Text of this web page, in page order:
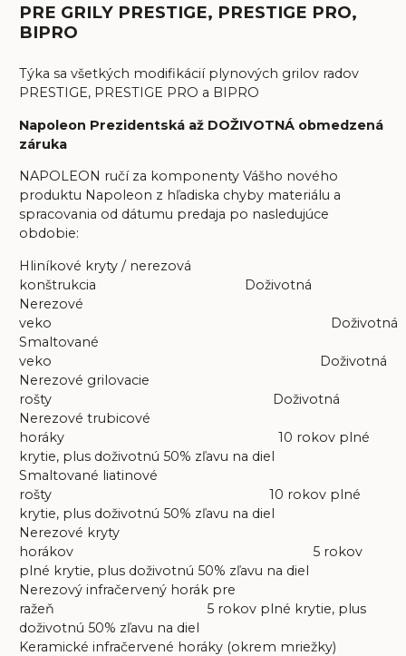
PRE GRILY PRESTIGE, PRESTIGE PRO,
BIPRO
Týka sa všetkých modifikácií plynových grilov radov
PRESTIGE, PRESTIGE PRO a BIPRO
Napoleon Prezidentská až DOŽIVOTNÁ obmedzená
záruka
NAPOLEON ručí za komponenty Vášho nového
produktu Napoleon z hľadiska chyby materiálu a
spracovania od dátumu predaja po nasledujúce
obdobie:
Hliníkové kryty / nerezová
konštrukcia Doživotná
Nerezové
veko Doživotná
Smaltované
veko Doživotná
Nerezové grilovacie
rošty Doživotná
Nerezové trubicové
horáky 10 rokov plné
krytie, plus doživotnú 50% zľavu na diel
Smaltované liatinové
rošty 10 rokov plné
krytie, plus doživotnú 50% zľavu na diel
Nerezové kryty
horákov 5 rokov
plné krytie, plus doživotnú 50% zľavu na diel
Nerezový infračervený horák pre
ražeň 5 rokov plné krytie, plus
doživotnú 50% zľavu na diel
Keramické infračervené horáky (okrem mriežky)